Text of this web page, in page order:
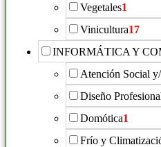
Vegetales1
Vinicultura17
INFORMÁTICA Y
Atención Social
Diseño
Domótica1
Frío y